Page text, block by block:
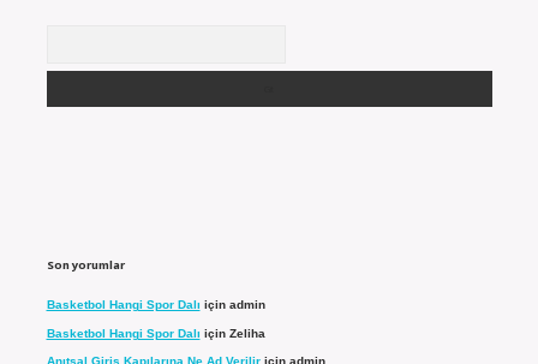
Son yorumlar
Basketbol Hangi Spor Dalı için admin
Basketbol Hangi Spor Dalı için Zeliha